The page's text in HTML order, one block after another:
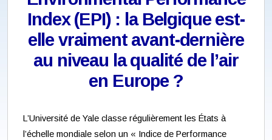
Index (EPI) : la Belgique est-
elle vraiment avant-dernière
au niveau la qualité de l’air
en Europe ?
L’Université de Yale classe régulièrement les États à
l’échelle mondiale selon un « Indice de Performance